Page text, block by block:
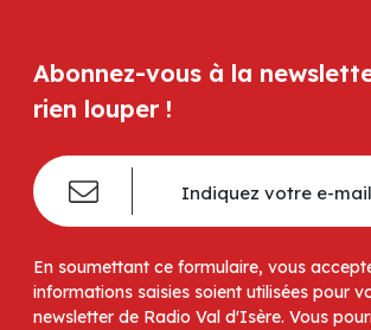
Abonnez-vous à la
rien louper !
En soumettant ce formulaire, vous
informations saisies soient utilisées pour
newsletter de Radio Val d'Isère. Vous